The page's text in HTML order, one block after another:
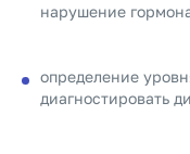
нарушение
определение
диагностировать